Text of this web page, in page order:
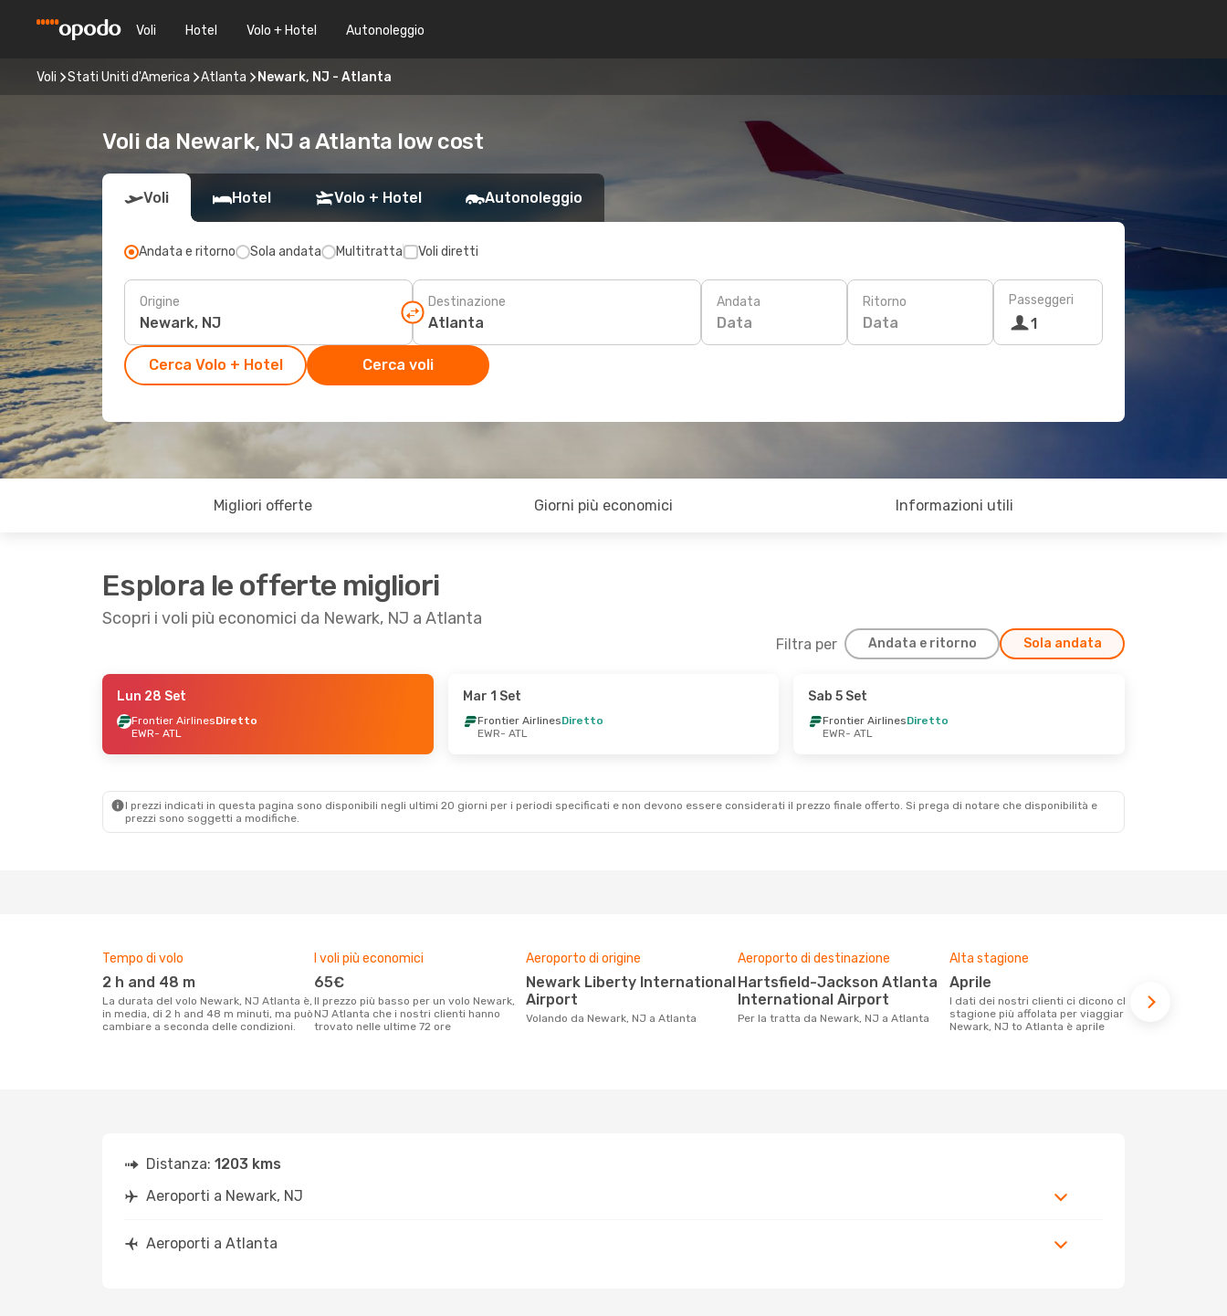
Voli Hotel Volo + Hotel Autonoleggio
Voli Stati Uniti d'America Atlanta Newark, NJ - Atlanta
Voli da Newark, NJ a Atlanta low cost
Voli Hotel Volo + Hotel Autonoleggio
Andata e ritorno Sola andata Multitratta Voli diretti
Origine Destinazione Andata
Data
Ritorno
Data
Passeggeri
1
Cerca Volo + Hotel Cerca voli
Migliori offerte Giorni più economici Informazioni utili
Esplora le offerte migliori
Scopri i voli più economici da Newark, NJ a Atlanta
Filtra per Andata e ritorno Sola andata
- Dom 20 Set
Diretto
- Lun 19 Ott Sab 31 Ott- Gio 5 Nov
Lun 28 Set
Frontier AirlinesDiretto
EWR- ATL
Mar 1 Set
Frontier AirlinesDiretto
EWR- ATL
Sab 5 Set
Frontier AirlinesDiretto
EWR- ATL
I prezzi indicati in questa pagina sono disponibili negli ultimi 20 giorni per i periodi specificati e non devono essere considerati il ​​prezzo finale offerto. Si prega di notare che disponibilità e
prezzi sono soggetti a modifiche.
Tempo di volo
2 h and 48 m
La durata del volo Newark, NJ Atlanta è,
in media, di 2 h and 48 m minuti, ma può
cambiare a seconda delle condizioni.
I voli più economici
65€
Il prezzo più basso per un volo Newark,
NJ Atlanta che i nostri clienti hanno
trovato nelle ultime 72 ore
Aeroporto di origine
Newark Liberty International
Airport
Volando da Newark, NJ a Atlanta
Aeroporto di destinazione
Hartsfield-Jackson Atlanta
International Airport
Per la tratta da Newark, NJ a Atlanta
Alta stagione
aprile
I dati dei nostri clienti ci dicono che la
stagione più affolata per viaggiare da
Newark, NJ to Atlanta è aprile
Distanza: 1203 kms
Aeroporti a Newark, NJ
Aeroporti a Atlanta